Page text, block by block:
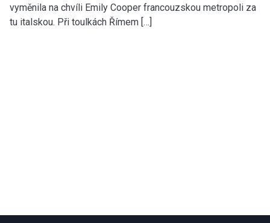
vyměnila na chvíli Emily Cooper francouzskou metropoli za
tu italskou. Při toulkách Římem […]